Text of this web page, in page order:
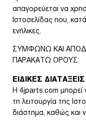
απαγορεύεται να
Ιστοσελίδας που,
ενήλικες.
ΣΥΜΦΩΝΩ ΚΑΙ
ΠΑΡΑΚΑΤΩ ΟΡΟΥΣ:
ΕΙΔΙΚΕΣ ΔΙΑΤΑΞΕΙΣ
Η 4jparts.com μπορεί
τη λειτουργία της
διάστημα, καθώς και